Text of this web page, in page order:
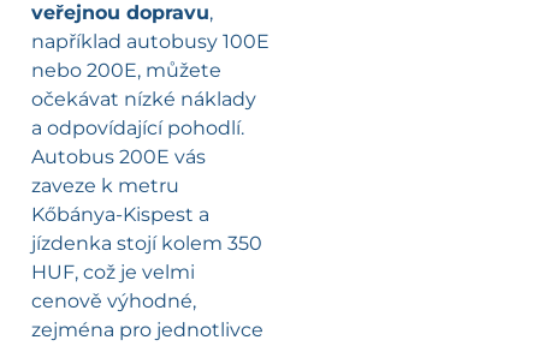
veřejnou dopravu,
například autobusy 100E
nebo 200E, můžete
očekávat nízké náklady
a odpovídající pohodlí.
Autobus 200E vás
zaveze k metru
Kőbánya-Kispest a
jízdenka stojí kolem 350
HUF, což je velmi
cenově výhodné,
zejména pro jednotlivce